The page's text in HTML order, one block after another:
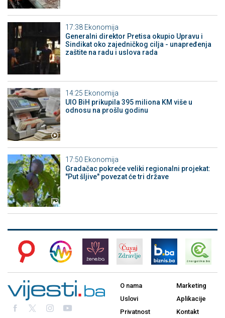
17:38 Ekonomija
Generalni direktor Pretisa okupio Upravu i
Sindikat oko zajedničkog cilja - unapređenja
zaštite na radu i uslova rada
14:25 Ekonomija
UIO BiH prikupila 395 miliona KM više u
odnosu na prošlu godinu
17:50 Ekonomija
Gradačac pokreće veliki regionalni projekat:
"Put šljive" povezat će tri države
O nama
Uslovi
Privatnost
Marketing
Aplikacije
Kontakt